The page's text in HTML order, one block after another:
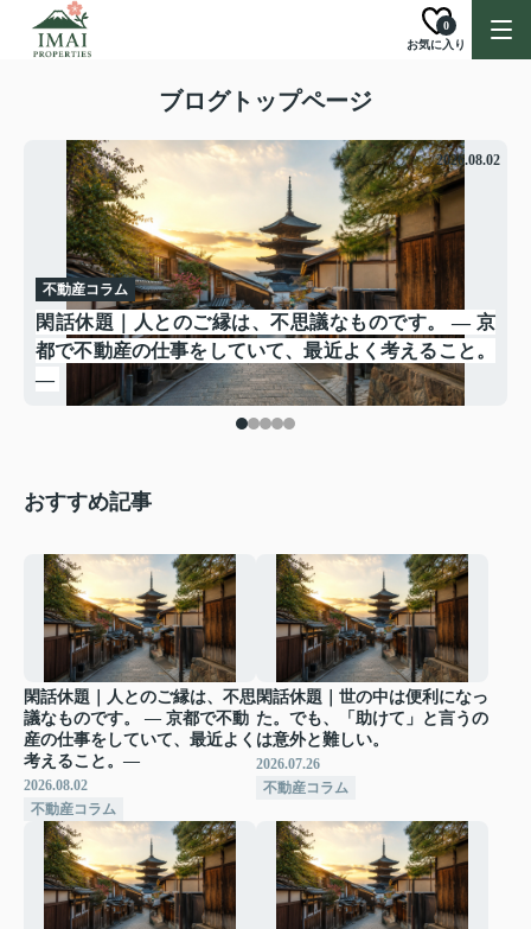
お気に入り
0
ブログトップページ
2026.08.02
不動産コラム
閑話休題｜人とのご縁は、不思議なものです。 ― 京
都で不動産の仕事をしていて、最近よく考えること。
―
おすすめ記事
閑話休題｜人とのご縁は、不思
議なものです。 ― 京都で不動
産の仕事をしていて、最近よく
考えること。―
2026.08.02
不動産コラム
閑話休題｜世の中は便利になっ
た。でも、「助けて」と言うの
は意外と難しい。
2026.07.26
不動産コラム